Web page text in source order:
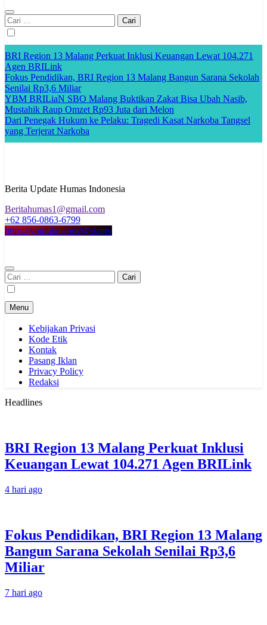
Cari
untuk:
BRI Region 13 Malang Perkuat Inklusi Keuangan Lewat 104.271
Agen BRILink
Fokus Pendidikan, BRI Region 13 Malang Bangun Sarana Sekolah
Senilai Rp3,6 Miliar
YBM BRILiaN SBO Malang Buktikan Zakat Bisa Ubah Nasib,
Mustahik Raup Omzet Rp93 Juta dari Melon
Dari Penegak Hukum ke Pelaku: Tragedi Kasat Narkoba Tangsel
yang Terjerat Narkoba
Berita Update Humas Indonesia
Beritahumas1@gmail.com
+62 856-0863-6799
https://youtube.com/@siaptv
Cari
untuk:
Menu
Kebijakan Privasi
Kode Etik
Kontak
Pasang Iklan
Privacy Policy
Redaksi
Headlines
BRI Region 13 Malang Perkuat Inklusi
Keuangan Lewat 104.271 Agen BRILink
4 hari ago
Fokus Pendidikan, BRI Region 13 Malang
Bangun Sarana Sekolah Senilai Rp3,6
Miliar
7 hari ago